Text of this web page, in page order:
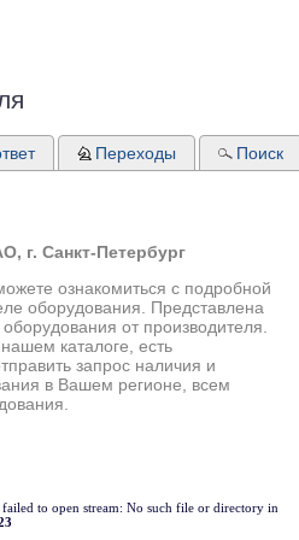
г. Санкт-Петербург
ознакомиться с подробной
оборудования. Представлена
от производителя.
каталоге, есть
запрос наличия и
в Вашем регионе, всем
Переходы Поиск
to open stream: No such file or directory in